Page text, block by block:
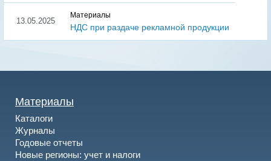
13.05.2025
Материалы
НДС при раздаче рекламной продукции
Материалы
Каталоги
Журналы
Годовые отчеты
Новые регионы: учет и налоги